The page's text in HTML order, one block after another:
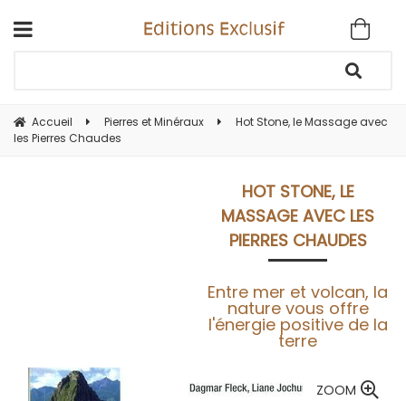
Accueil Pierres et Minéraux
Hot Stone, le Massage avec
les Pierres Chaudes
HOT STONE, LE
MASSAGE AVEC LES
PIERRES CHAUDES
Entre mer et volcan, la
nature vous offre
l'énergie positive de la
terre
ZOOM